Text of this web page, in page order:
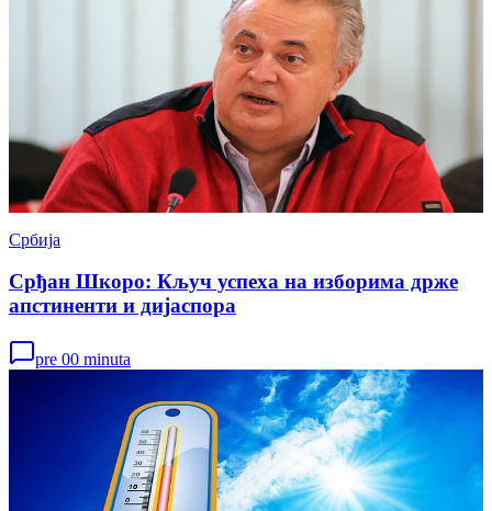
Србија
Срђан Шкоро: Кључ успеха на изборима држе
апстиненти и дијаспора
pre 00 minuta